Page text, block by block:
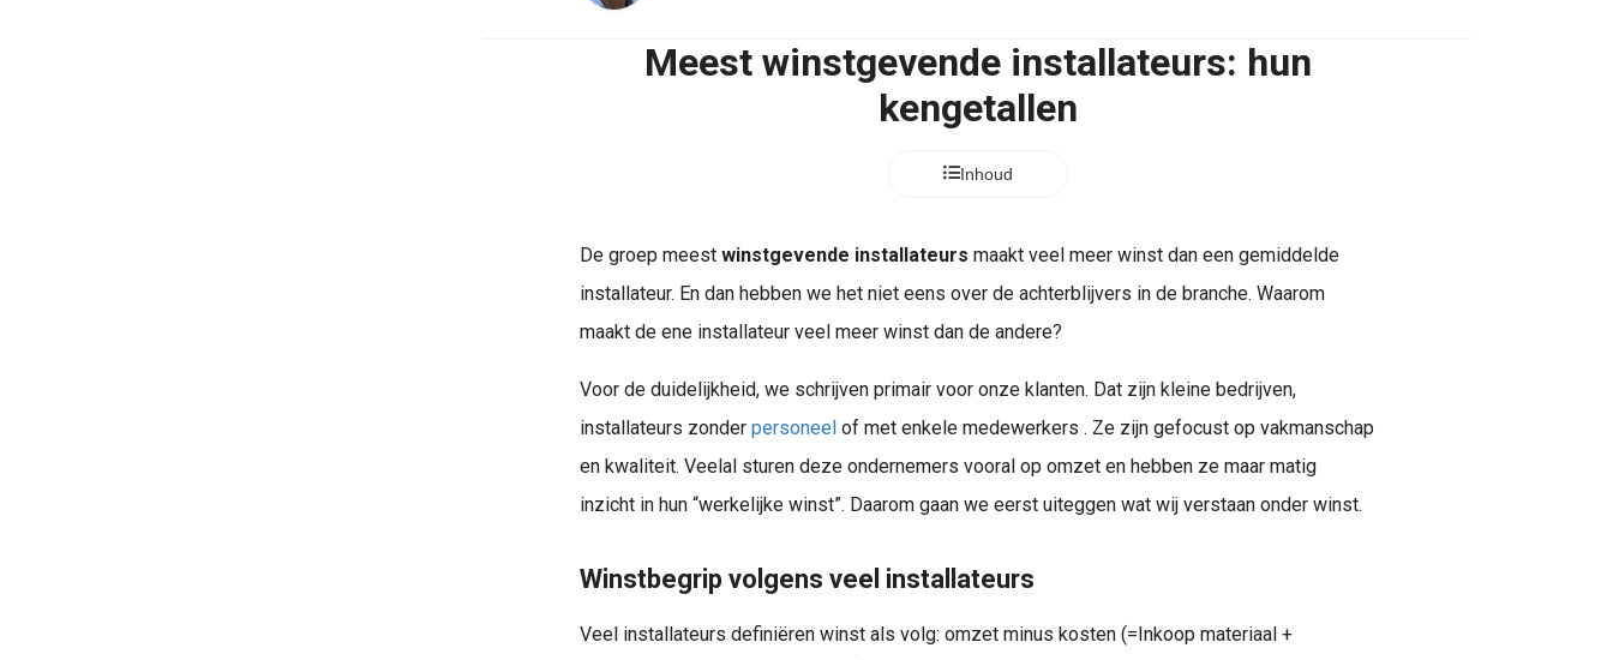
Meest winstgevende installateurs: hun
kengetallen
Inhoud
De groep meest winstgevende installateurs maakt veel meer winst dan een gemiddelde
installateur. En dan hebben we het niet eens over de achterblijvers in de branche. Waarom
maakt de ene installateur veel meer winst dan de andere?
Voor de duidelijkheid, we schrijven primair voor onze klanten. Dat zijn kleine bedrijven,
installateurs zonder personeel of met enkele medewerkers . Ze zijn gefocust op vakmanschap
en kwaliteit. Veelal sturen deze ondernemers vooral op omzet en hebben ze maar matig
inzicht in hun “werkelijke winst”. Daarom gaan we eerst uiteggen wat wij verstaan onder winst.
Winstbegrip volgens veel installateurs
Veel installateurs definiëren winst als volg: omzet minus kosten (=Inkoop materiaal +